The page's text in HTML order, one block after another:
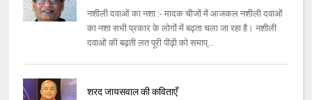
नशीली दवाओं का नशा :- मादक चीजों में आजकल नशीली दवाओं
का नशा सभी प्रकार के लोगों में बढ़ता चला जा रहा है। नशीली
दवाओं की बढ़ती लत पूरी पीढ़ी को समाप्...
शरद जायसवाल की कविताएँ